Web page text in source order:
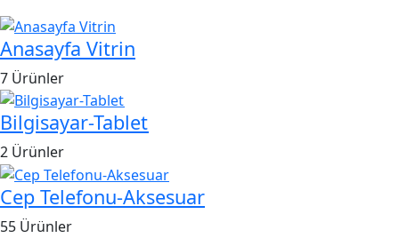
Anasayfa Vitrin
7 Ürünler
Bilgisayar-Tablet
2 Ürünler
Cep Telefonu-Aksesuar
55 Ürünler